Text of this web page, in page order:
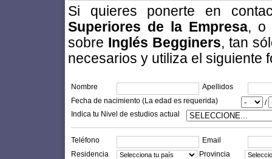
Si quieres ponerte en
Superiores de la Empresa, o
sobre Inglés Begginers, tan
necesarios y utiliza el siguiente
Nombre
Apellidos
Fecha de nacimiento (La edad es requerida)
/
Indica tu Nivel de estudios actual
Teléfono
Email
Residencia
Provincia